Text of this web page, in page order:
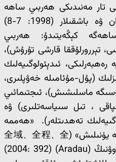
تار مەنىدىكى ھەربىي ساھە
بىلەنلا چەكلەپ قالماي، بۇزان ۋە باشقىلار (1998: 7-8)
كېڭەيتىدۇ: ھەربىي
تېررورلۇققا قارشى تۇرۇش)،
ئىدېئولوگىيەلىك
(پۇل-مۇئامىلە خەۋپلىرى،
ماسلىشىش)، ئىجتىمائىي
، تىل سىياسەتلىرى) ۋە
تەھدىتلەر). «ھەممە
ساھە، ھەممە جەريان، ھەممە يۆنىلىش» (全域、全程、全
方位) ئىبارىسىنى بولسا، ئارادوۋنىڭ (Aradau) (2004: 392)